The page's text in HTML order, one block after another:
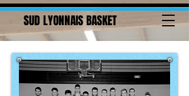
SUD LYONNAIS BASKET